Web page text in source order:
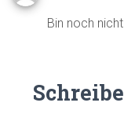
Bin noch